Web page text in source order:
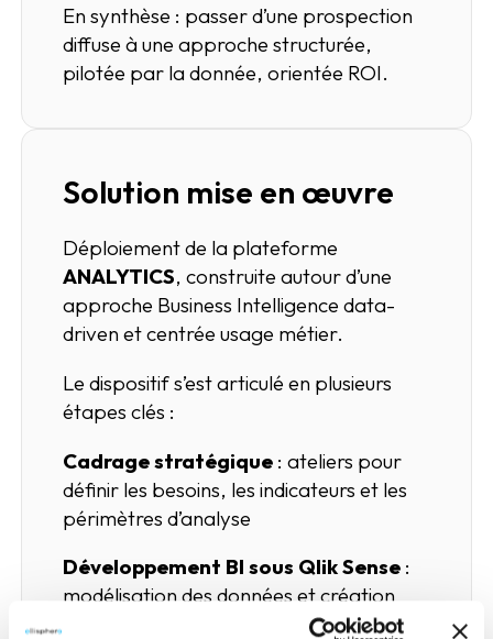
En synthèse : passer d’une prospection
diffuse à une approche structurée,
pilotée par la donnée, orientée ROI.
Solution mise en œuvre
Déploiement de la plateforme
ANALYTICS, construite autour d’une
approche Business Intelligence data-
driven et centrée usage métier.
Le dispositif s’est articulé en plusieurs
étapes clés :
Cadrage stratégique : ateliers pour
définir les besoins, les indicateurs et les
périmètres d’analyse
Développement BI sous Qlik Sense :
modélisation des données et création
d’une interface cartographique